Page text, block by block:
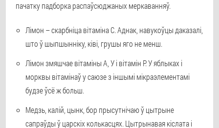
пачатку падборка распаўсюджаных меркаванняў.
Лімон – скарбніца вітаміна С. Аднак, навукоўцы даказалі,
што ў шыпшынніку, ківі, грушы яго не менш.
Лімон змяшчае вітаміны А, У і вітамін Р. У яблыках і
морквы вітамінаў у саюзе з іншымі мікраэлементамі
будзе ўсё ж больш.
Медзь, калій, цынк, бор прысутнічаю ў цытрыне
сапраўды ў царскіх колькасцях. Цытрынавая кіслата і